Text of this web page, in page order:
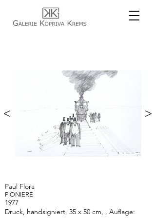
< >
Paul Flora
PIONIERE
1977
Druck, handsigniert, 35 x 50 cm, , Auflage: